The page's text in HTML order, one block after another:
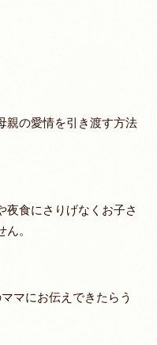
親の愛情を引き渡す方法
夜食にさりげなくお子さ
。
マにお伝えできたらう